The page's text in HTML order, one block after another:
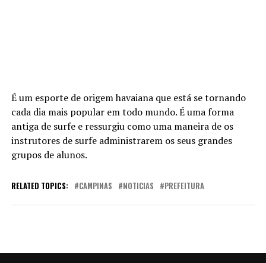
É um esporte de origem havaiana que está se tornando
cada dia mais popular em todo mundo. É uma forma
antiga de surfe e ressurgiu como uma maneira de os
instrutores de surfe administrarem os seus grandes
grupos de alunos.
RELATED TOPICS: CAMPINAS NOTICIAS PREFEITURA